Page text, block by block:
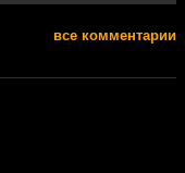
все комментарии